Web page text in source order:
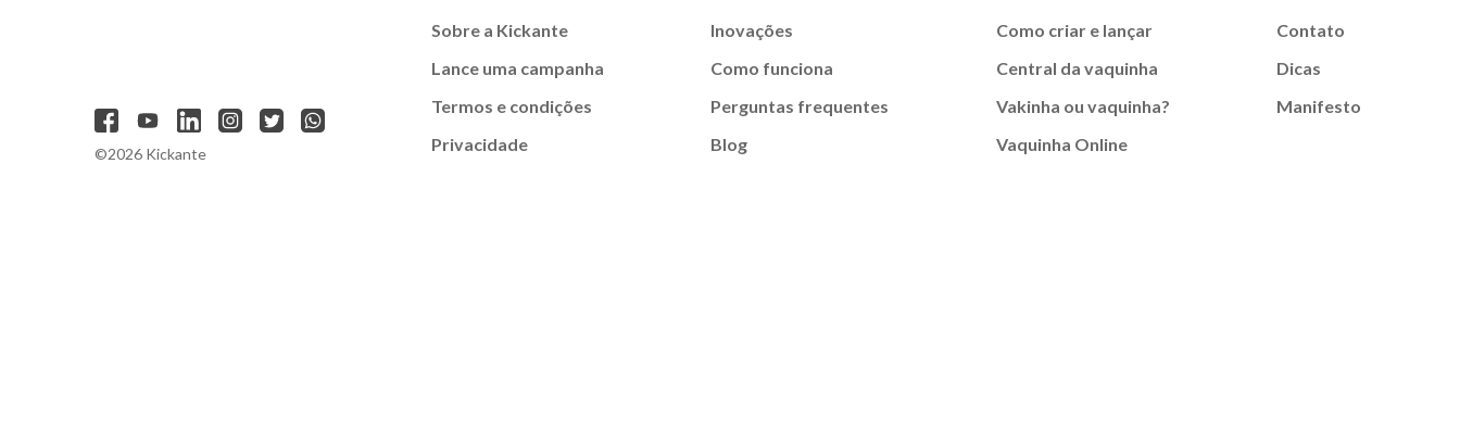
©2026 Kickante
Sobre a Kickante
Lance uma campanha
Termos e condições
Privacidade
Inovações
Como funciona
Perguntas frequentes
Blog
Como criar e lançar
Central da vaquinha
Vakinha ou vaquinha?
Vaquinha Online
Contato
Dicas
Manifesto